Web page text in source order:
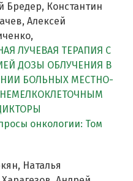
Константин
Алексей
ЛУЧЕВАЯ ТЕРАПИЯ С
ДОЗЫ ОБЛУЧЕНИЯ В
БОЛЬНЫХ МЕСТНО-
онкологии: Том
Наталья